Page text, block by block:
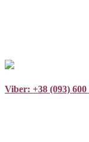
Viber: +38 (093) 600